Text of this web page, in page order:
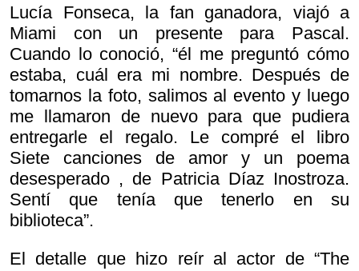
Lucía Fonseca, la fan ganadora, viajó a
Miami con un presente para Pascal.
Cuando lo conoció, “él me preguntó cómo
estaba, cuál era mi nombre. Después de
tomarnos la foto, salimos al evento y luego
me llamaron de nuevo para que pudiera
entregarle el regalo. Le compré el libro
Siete canciones de amor y un poema
desesperado , de Patricia Díaz Inostroza.
Sentí que tenía que tenerlo en su
biblioteca”.
El detalle que hizo reír al actor de “The